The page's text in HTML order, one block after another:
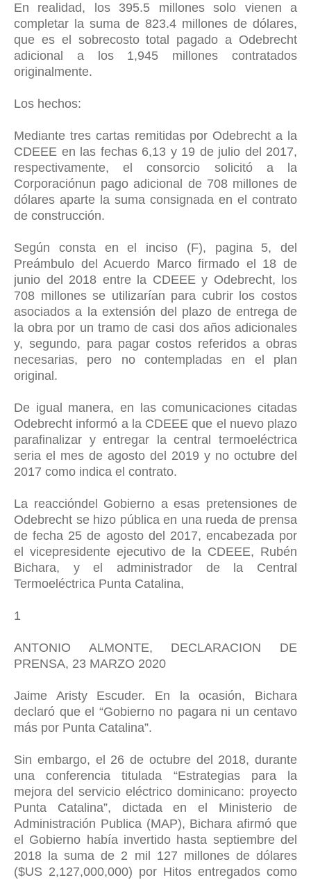
En realidad, los 395.5 millones solo vienen a
completar la suma de 823.4 millones de dólares,
que es el sobrecosto total pagado a Odebrecht
adicional a los 1,945 millones contratados
originalmente.
Los hechos:
Mediante tres cartas remitidas por Odebrecht a la
CDEEE en las fechas 6,13 y 19 de julio del 2017,
respectivamente, el consorcio solicitó a la
Corporaciónun pago adicional de 708 millones de
dólares aparte la suma consignada en el contrato
de construcción.
Según consta en el inciso (F), pagina 5, del
Preámbulo del Acuerdo Marco firmado el 18 de
junio del 2018 entre la CDEEE y Odebrecht, los
708 millones se utilizarían para cubrir los costos
asociados a la extensión del plazo de entrega de
la obra por un tramo de casi dos años adicionales
y, segundo, para pagar costos referidos a obras
necesarias, pero no contempladas en el plan
original.
De igual manera, en las comunicaciones citadas
Odebrecht informó a la CDEEE que el nuevo plazo
parafinalizar y entregar la central termoeléctrica
seria el mes de agosto del 2019 y no octubre del
2017 como indica el contrato.
La reaccióndel Gobierno a esas pretensiones de
Odebrecht se hizo pública en una rueda de prensa
de fecha 25 de agosto del 2017, encabezada por
el vicepresidente ejecutivo de la CDEEE, Rubén
Bichara, y el administrador de la Central
Termoeléctrica Punta Catalina,
1
ANTONIO ALMONTE, DECLARACION DE
PRENSA, 23 MARZO 2020
Jaime Aristy Escuder. En la ocasión, Bichara
declaró que el “Gobierno no pagara ni un centavo
más por Punta Catalina”.
Sin embargo, el 26 de octubre del 2018, durante
una conferencia titulada “Estrategias para la
mejora del servicio eléctrico dominicano: proyecto
Punta Catalina”, dictada en el Ministerio de
Administración Publica (MAP), Bichara afirmó que
el Gobierno había invertido hasta septiembre del
2018 la suma de 2 mil 127 millones de dólares
($US 2,127,000,000) por Hitos entregados como